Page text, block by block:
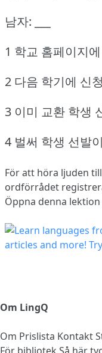
남자: ___
1 학교 홈페이지
2 다음 학기에 신
3 이미 교환 학생
4 벌써 학생 선발
För att höra ljuden
ordförrådet
Öppna denna lektion
Om LingQ
Om Prislista Kontakt